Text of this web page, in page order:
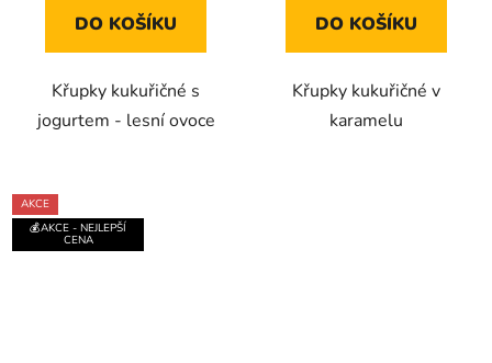
z
DO KOŠÍKU
Křupky kukuřičné s
jogurtem - lesní ovoce
z
DO KOŠÍKU
Křupky kukuřičné v
karamelu
AKCE
💰AKCE - NEJLEPŠÍ
CENA